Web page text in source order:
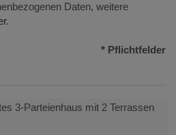
Daten, weitere
.
* Pflichtfelder